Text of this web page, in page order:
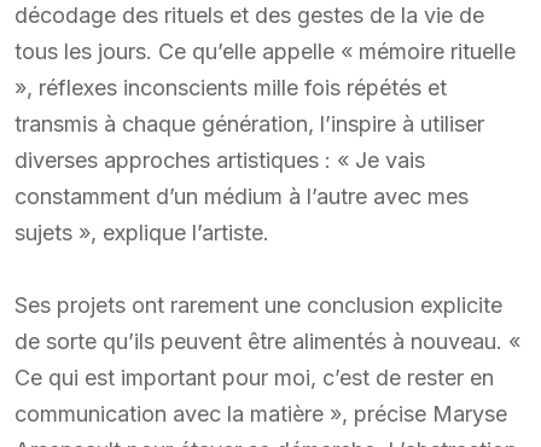
décodage des rituels et des gestes de la vie de
tous les jours. Ce qu’elle appelle « mémoire rituelle
», réflexes inconscients mille fois répétés et
transmis à chaque génération, l’inspire à utiliser
diverses approches artistiques : « Je vais
constamment d’un médium à l’autre avec mes
sujets », explique l’artiste.
Ses projets ont rarement une conclusion explicite
de sorte qu’ils peuvent être alimentés à nouveau. «
Ce qui est important pour moi, c’est de rester en
communication avec la matière », précise Maryse